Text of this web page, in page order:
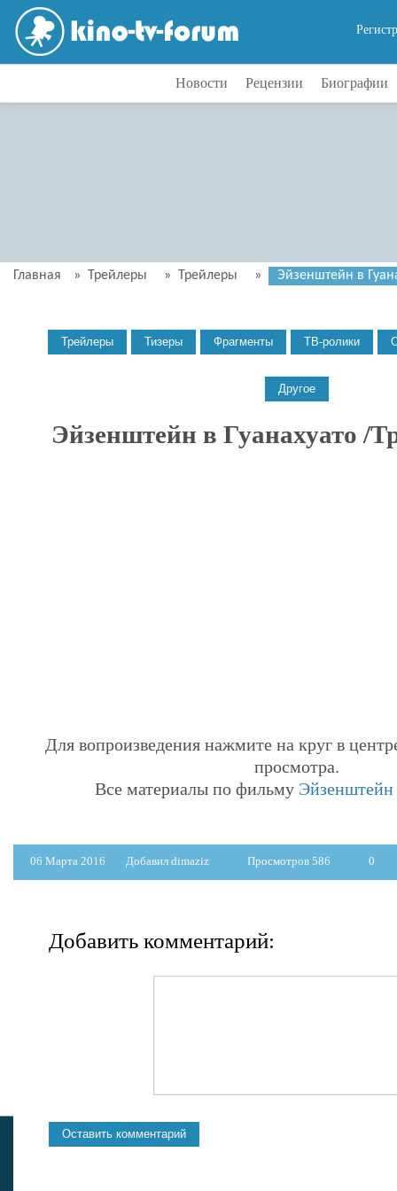
Новости Рецензии Биографии
Главная » Трейлеры » Трейлеры » Эйзенштейн в
Эйзенштейн в Гуанахуато /
Для вопроизведения нажмите на круг в
просмотра.
Все материалы по фильму Эйзенштейн
06 Марта 2016 Добавил dimaziz Просмотров 586 0
Добавить комментарий: